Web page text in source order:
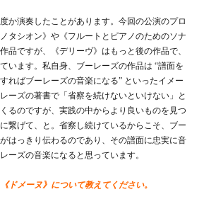
か演奏したことがあります。今回の公演のプロ
タシオン》や《フルートとピアノのためのソナ
品ですが、《デリーヴ》はもっと後の作品で、
います。私自身、ブーレーズの作品は “譜面を
ればブーレーズの音楽になる” といったイメー
ーズの著書で「省察を続けないといけない」と
るのですが、実践の中からより良いものを見つ
繋げて、と。省察し続けているからこそ、ブー
はっきり伝わるのであり、その譜面に忠実に音
ーズの音楽になると思っています。
メーヌ》について教えてください。